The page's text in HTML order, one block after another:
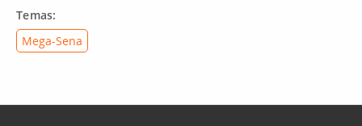
Temas:
Mega-Sena